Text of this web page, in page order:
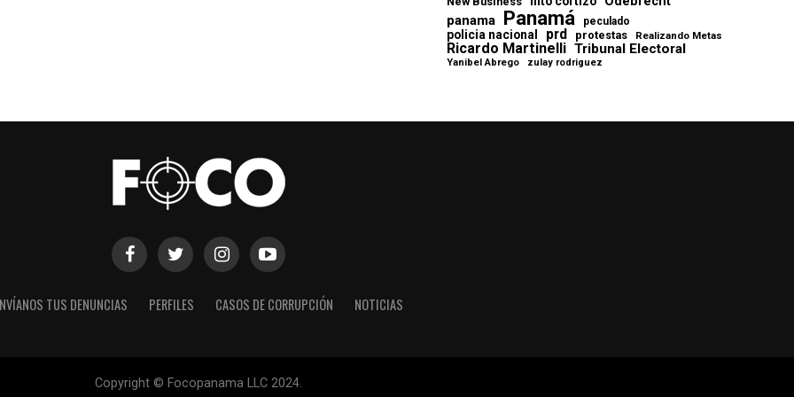
panama Panamá peculado
policia nacional prd protestas Realizando Metas
Ricardo Martinelli Tribunal Electoral
Yanibel Abrego zulay rodriguez
TUS DENUNCIAS PERFILES CASOS DE CORRUPCIÓN NOTICIAS
Copyright © Focopanama LLC 2024.